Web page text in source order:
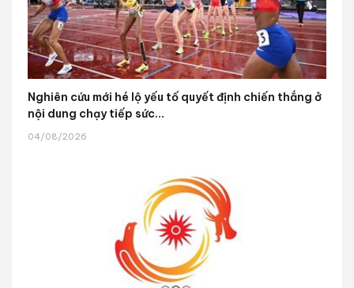
Nghiên cứu mới hé lộ yếu tố quyết định chiến thắng ở
nội dung chạy tiếp sức...
04/08/2026